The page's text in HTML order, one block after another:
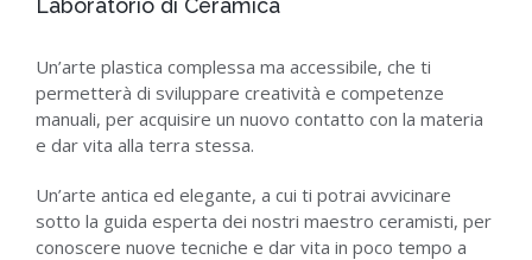
Laboratorio di Ceramica
Un’arte plastica complessa ma accessibile, che ti
permetterà di sviluppare creatività e competenze
manuali, per acquisire un nuovo contatto con la materia
e dar vita alla terra stessa.
Un’arte antica ed elegante, a cui ti potrai avvicinare
sotto la guida esperta dei nostri maestro ceramisti, per
conoscere nuove tecniche e dar vita in poco tempo a